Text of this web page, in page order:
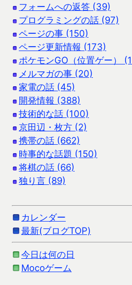
フォームへの返答 (39)
プログラミングの話 (97)
ページの事 (150)
ページ更新情報 (173)
ポケモンGO（位置ゲー）
メルマガの事 (20)
家電の話 (45)
開発情報 (388)
技術的な話 (100)
京田辺・枚方 (2)
携帯の話 (662)
時事的な話題 (150)
将棋の話 (66)
独り言 (89)
カレンダー
最新(ブログTOP)
今日は何の日
Mocoゲーム